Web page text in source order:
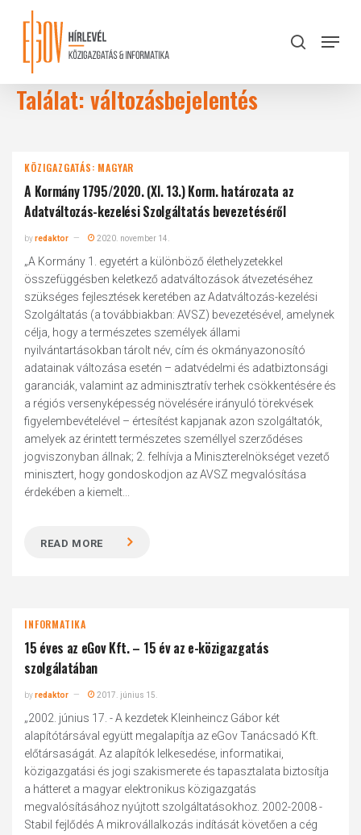
content
search
Menu
Találat: változásbejelentés
KÖZIGAZGATÁS: MAGYAR
A Kormány 1795/2020. (XI. 13.) Korm. határozata az
Adatváltozás-kezelési Szolgáltatás bevezetéséről
byredaktor 2020. november 14.
„A Kormány 1. egyetért a különböző élethelyzetekkel
összefüggésben keletkező adatváltozások átvezetéséhez
szükséges fejlesztések keretében az Adatváltozás-kezelési
Szolgáltatás (a továbbiakban: AVSZ) bevezetésével, amelynek
célja, hogy a természetes személyek állami
nyilvántartásokban tárolt név, cím és okmányazonosító
adatainak változása esetén – adatvédelmi és adatbiztonsági
garanciák, valamint az adminisztratív terhek csökkentésére és
a régiós versenyképesség növelésére irányuló törekvések
figyelembevételével – értesítést kapjanak azon szolgáltatók,
amelyek az érintett természetes személlyel szerződéses
jogviszonyban állnak; 2. felhívja a Miniszterelnökséget vezető
minisztert, hogy gondoskodjon az AVSZ megvalósítása
érdekében a kiemelt...
READ MORE
INFORMATIKA
15 éves az eGov Kft. – 15 év az e-közigazgatás
szolgálatában
byredaktor 2017. június 15.
„2002. június 17. - A kezdetek Kleinheincz Gábor két
alapítótársával együtt megalapítja az eGov Tanácsadó Kft.
előtársaságát. Az alapítók lelkesedése, informatikai,
közigazgatási és jogi szakismerete és tapasztalata biztosítja
a hátteret a magyar elektronikus közigazgatás
megvalósításához nyújtott szolgáltatásokhoz. 2002-2008 -
Stabil fejlődés A mikrovállalkozás indítását követően a cég
Close